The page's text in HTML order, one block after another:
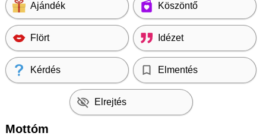
Ajándék Köszöntő
Flört Idézet
Kérdés Elmentés
Elrejtés
Mottóm